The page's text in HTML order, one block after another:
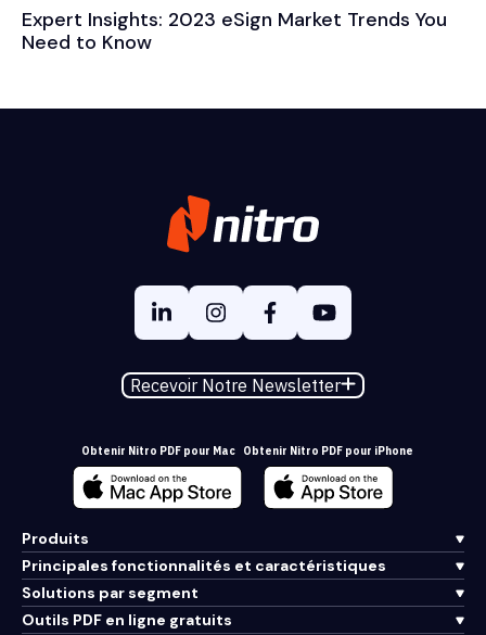
Expert Insights: 2023 eSign Market Trends You
Need to Know
Recevoir Notre Newsletter
Obtenir Nitro PDF pour Mac Obtenir Nitro PDF pour iPhone
Produits
Principales fonctionnalités et caractéristiques
Solutions par segment
Outils PDF en ligne gratuits